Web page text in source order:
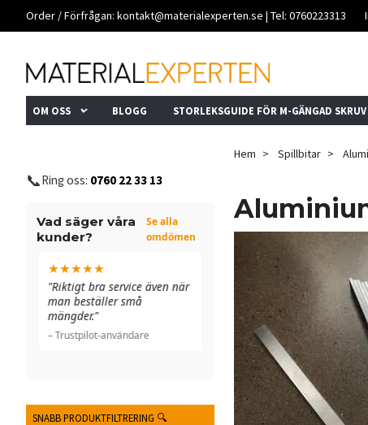
Order / Förfrågan: kontakt@materialexperten.se | Tel: 0760223313
OM OSS BLOGG STORLEKSGUIDE FÖR M-GÄNGAD SKRUV
📞Ring oss: 0760 22 33 13
Vad säger våra
kunder?
Se alla
omdömen
★★★★★
"Riktigt bra service även när
man beställer små
mängder."
– Trustpilot-användare
★★★★★
"Allt funkade bra. De ringde
till och med för att
dubbelkolla ett fel."
– Trustpilot-användare
SNABB PRODUKTFILTRERING 🔍
Hem Spillbitar